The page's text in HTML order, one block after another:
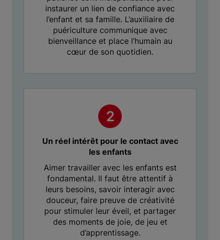
instaurer un lien de confiance avec
l’enfant et sa famille. L’auxiliaire de
puériculture communique avec
bienveillance et place l’humain au
cœur de son quotidien.
Un réel intérêt pour le contact avec
les enfants
Aimer travailler avec les enfants est
fondamental. Il faut être attentif à
leurs besoins, savoir interagir avec
douceur, faire preuve de créativité
pour stimuler leur éveil, et partager
des moments de joie, de jeu et
d’apprentissage.